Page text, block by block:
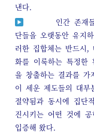
낸다.
인간 존재
단들을 오랫동안 유지
러한 집합체는 반드시,
화를 이룩하는 특정한
을 창출하는 결과를 가
이 세운 제도들의 대부
절약됨과 동시에 집단
진시키는 어떤 것에 공
입증해 왔다.